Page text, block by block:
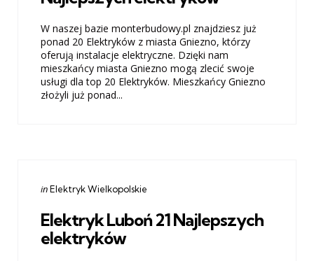
W naszej bazie monterbudowy.pl znajdziesz już
ponad 20 Elektryków z miasta Gniezno, którzy
oferują instalacje elektryczne. Dzięki nam
mieszkańcy miasta Gniezno mogą zlecić swoje
usługi dla top 20 Elektryków. Mieszkańcy Gniezno
złożyli już ponad...
Categories
Posted
inElektryk Wielkopolskie
Elektryk Luboń 21 Najlepszych
elektryków